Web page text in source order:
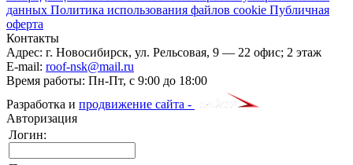
данных Политика использования файлов cookie Публичная
оферта
Контакты
Адрес: г. Новосибирск, ул. Рельсовая, 9 — 22 офис; 2 этаж
E-mail: roof-nsk@mail.ru
Время работы: Пн-Пт, с 9:00 до 18:00
Разработка и продвижение сайта -
Авторизация
Логин: